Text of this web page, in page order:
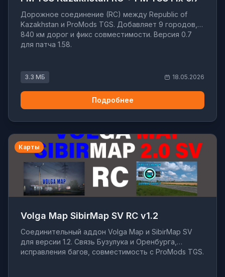
Дорожное соединение (RC) между Republic of
Kazakhstan и ProMods TGS. Добавляет 9 городов,
840 км дорог и фикс совместимости. Версия 0.7
для патча 1.58.
3.3 МБ 18.05.2026
Подробнее
Карты
Volga Map SibirMap SV RC v1.2
Соединительный аддон Volga Map и SibirMap SV
для версии 1.2. Связь Бузулука и Оренбурга,
исправления багов, совместимость с ProMods TGS.